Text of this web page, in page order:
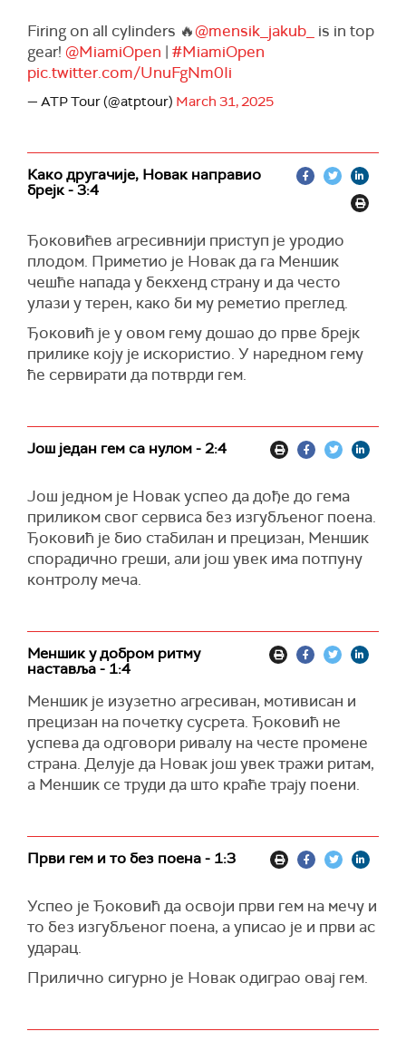
Firing on all cylinders 🔥@mensik_jakub_
is in top
gear! @MiamiOpen | #MiamiOpen
pic.twitter.com/UnuFgNm0Ii
— ATP Tour (@atptour) March 31, 2025
Како другачије, Новак направио
брејк - 3:4
Ђоковићев агресивнији приступ је уродио
плодом. Приметио је Новак да га Меншик
чешће напада у бекхенд страну и да често
улази у терен, како би му реметио преглед.
Ђоковић је у овом гему дошао до прве брејк
прилике коју је искористио. У наредном гему
ће сервирати да потврди гем.
Још један гем са нулом - 2:4
Још једном је Новак успео да дође до гема
приликом свог сервиса без изгубљеног поена.
Ђоковић је био стабилан и прецизан, Меншик
спорадично греши, али још увек има потпуну
контролу меча.
Меншик у добром ритму
наставља - 1:4
Меншик је изузетно агресиван, мотивисан и
прецизан на почетку сусрета. Ђоковић не
успева да одговори ривалу на честе промене
страна. Делује да Новак још увек тражи ритам,
а Меншик се труди да што краће трају поени.
Први гем и то без поена - 1:3
Успео је Ђоковић да освоји први гем на мечу и
то без изгубљеног поена, а уписао је и први ас
ударац.
Прилично сигурно је Новак одиграо овај гем.